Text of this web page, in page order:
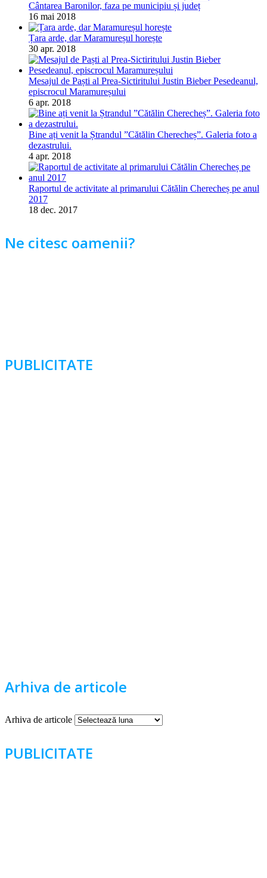
Cântarea Baronilor, faza pe municipiu și județ
16 mai 2018
Țara arde, dar Maramureșul horește
30 apr. 2018
Mesajul de Paști al Prea-Sictiritului Justin Bieber Pesedeanul,
episcrocul Maramureșului
6 apr. 2018
Bine ați venit la Ștrandul ”Cătălin Cherecheș”. Galeria foto a
dezastrului.
4 apr. 2018
Raportul de activitate al primarului Cătălin Cherecheș pe anul
2017
18 dec. 2017
Ne citesc oamenii?
PUBLICITATE
Arhiva de articole
Arhiva de articole
PUBLICITATE